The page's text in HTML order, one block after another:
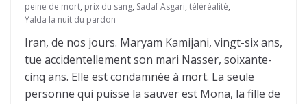
peine de mort, prix du sang, Sadaf Asgari, téléréalité,
Yalda la nuit du pardon
Iran, de nos jours. Maryam Kamijani, vingt-six ans,
tue accidentellement son mari Nasser, soixante-
cinq ans. Elle est condamnée à mort. La seule
personne qui puisse la sauver est Mona, la fille de